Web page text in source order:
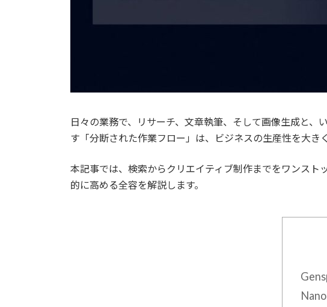
日々の業務で、リサーチ、文章執筆、そして画像生成と
す「分断された作業フロー」は、ビジネスの生産性を大き
本記事では、検索からクリエイティブ制作までをワンスト
的に高める全容を解説します。